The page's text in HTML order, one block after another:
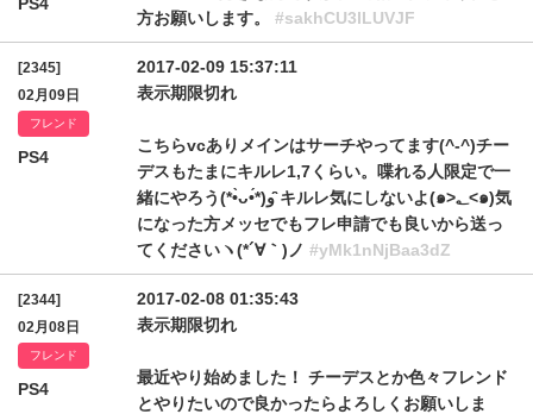
方お願いします。 #sakhCU3lLUVJF
[2345]
02月09日
フレンド
PS4
2017-02-09 15:37:11
表示期限切れ
こちらvcありメインはサーチやってます(^-^)チー
デスもたまにキルレ1,7くらい。喋れる人限定で一
緒にやろう(*•̀ᴗ•́*)و ̑̑キルレ気にしないよ(๑>؂<๑)気
になった方メッセでもフレ申請でも良いから送っ
てくださいヽ(*´∀｀)ノ #yMk1nNjBaa3dZ
[2344]
02月08日
フレンド
PS4
2017-02-08 01:35:43
表示期限切れ
最近やり始めました！ チーデスとか色々フレンド
とやりたいので良かったらよろしくお願いしま